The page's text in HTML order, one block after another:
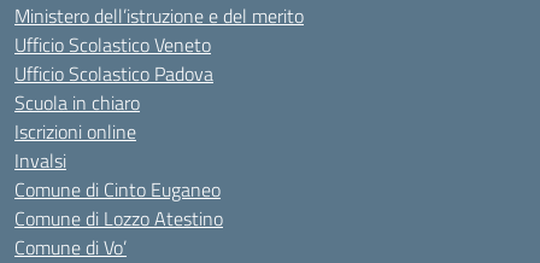
Ministero dell’istruzione e del merito
Ufficio Scolastico Veneto
Ufficio Scolastico Padova
Scuola in chiaro
Iscrizioni online
Invalsi
Comune di Cinto Euganeo
Comune di Lozzo Atestino
Comune di Vo’